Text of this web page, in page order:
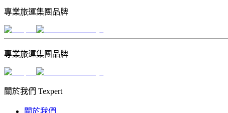
專業旅運集團品牌
專業旅運集團品牌
關於我們 Texpert
關於我們